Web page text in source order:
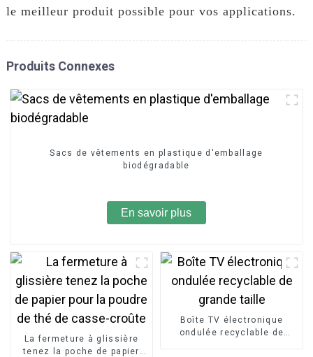
le meilleur produit possible pour vos applications.
Produits Connexes
Sacs de vêtements en plastique d'emballage
biodégradable
En savoir plus
La fermeture à glissière
tenez la poche de papier
Boîte TV électronique
ondulée recyclable de